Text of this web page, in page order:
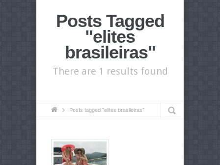
Posts Tagged
"elites
brasileiras"
There are 1 results found
Posts tagged "elites brasileiras"